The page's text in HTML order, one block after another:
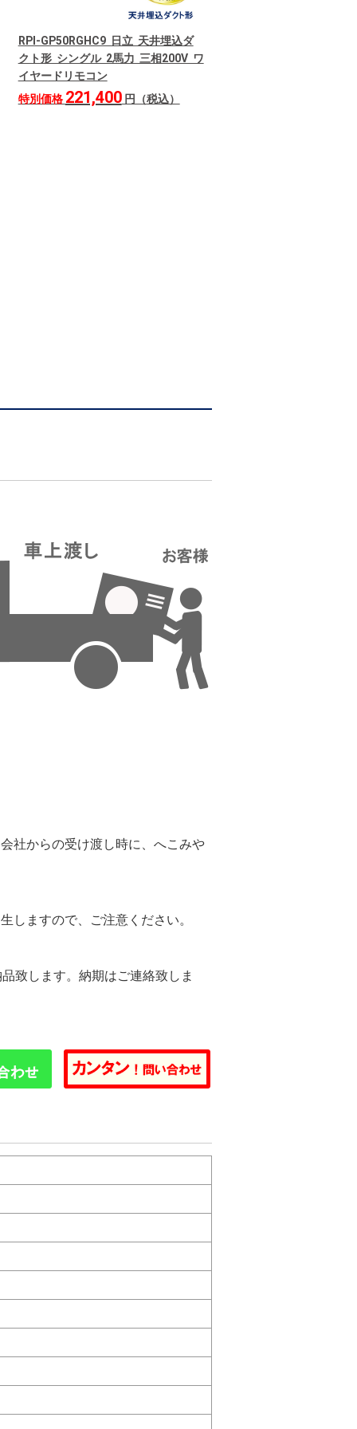
RPI-GP50RGHC9 日立 天井埋込ダ
クト形 シングル 2馬力 三相200V ワ
イヤードリモコン
特別価格 221,400円（税込）
社からの受け渡し時に、へこみや
しますので、ご注意ください。
致します。納期はご連絡致しま